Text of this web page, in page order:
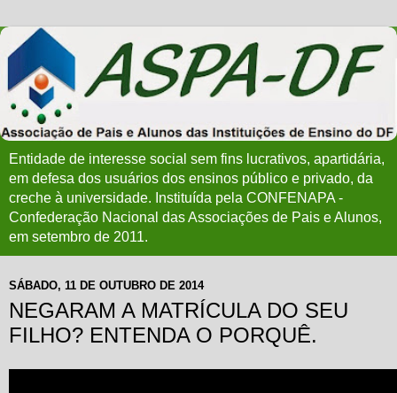
Entidade de interesse social sem fins lucrativos, apartidária,
em defesa dos usuários dos ensinos público e privado, da
creche à universidade. Instituída pela CONFENAPA -
Confederação Nacional das Associações de Pais e Alunos,
em setembro de 2011.
SÁBADO, 11 DE OUTUBRO DE 2014
NEGARAM A MATRÍCULA DO SEU
FILHO? ENTENDA O PORQUÊ.